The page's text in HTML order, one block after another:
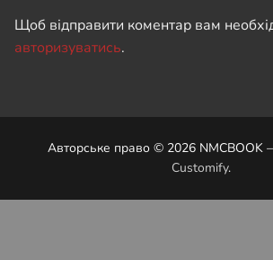
Щоб відправити коментар вам
авторизуватись.
Авторське право © 2026 NMCBOOK –
Customify.